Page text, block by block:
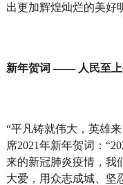
出更加辉煌灿烂的美好
新年贺词 —— 人民至上
“平凡铸就伟大，英雄
席2021年新年贺词：
来的新冠肺炎疫情，我
大爱，用众志成城、坚